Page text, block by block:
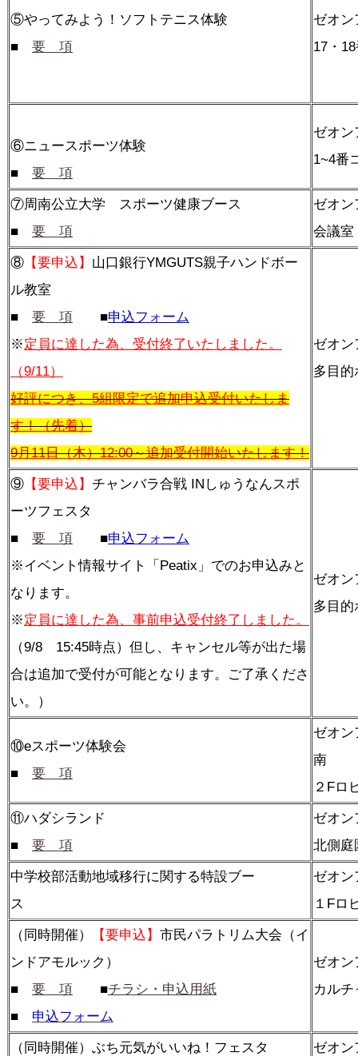
⑤やってみよう！ソフトテニス体験
■ ​ 要 項
ゼオン
17・
⑥ニュースポーツ体験
■ 要 項
ゼオン
1~4番
⑦周南公立大学 スポーツ健康ブース
■ 要 項
ゼオ
会議室
⑧【要申込】 山口銀行YMGUTS親子ハンドボー
ル教室
■ 要 項■申込フォーム
※定員に達した為、受付終了いたしました。
（9/11）
好評につき、5組限定で追加申込受付いたしま
す！（先着）
9月11日（木）12:00～追加受付開始いたします！
ゼオ
多目的
⑨【要申込】 チャンバラ合戦 INしゅうなんスポ
ーツフェスタ
■ 要 項■申込フォーム
※イベント情報サイト「Peatix」でのお申込みと
なります。
※定員に達した為、事前申込受付終了しました。
（9/8 15:45時点）但し、キャンセル等が出た場
合は追加で受付が可能となります。ご了承くださ
い。）
ゼオン
多目的
⑩eスポーツ体験会
■ 要 項
ゼオン
２Fロ
⑪ハダシランド
■ 要 項
ゼオ
北側庭
中学校部活動地域移行に関する特設ブー
ス
ゼオ
１Fロ
（同時開催） 【要申込】 市民パラトリム大会（イ
ンドアモルック）
■ 要 項■チラシ・申込用紙
■ 申込フォーム
ゼオン
カル
（同時開催）ぶち元気がいいね！フェスタ
ゼオ